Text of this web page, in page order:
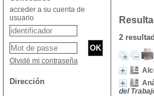
2
del
acceder a su cuenta de
usuario
Olvidé mi contraseña
Dirección